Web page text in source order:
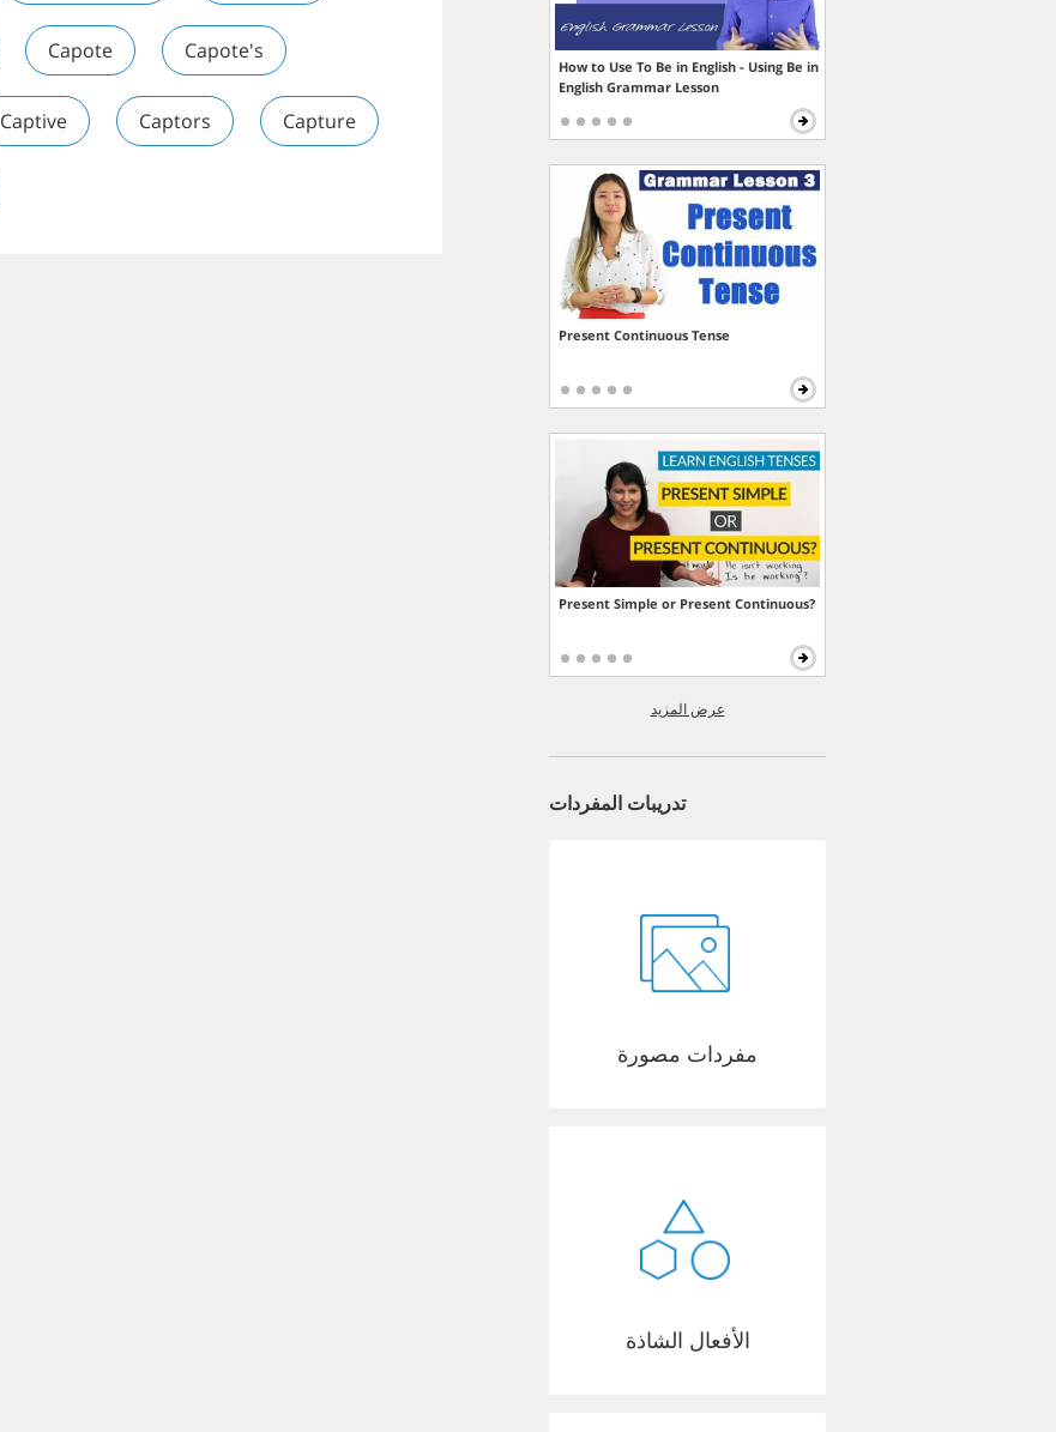
Capote Capote's
Captive Captors Capture
How to Use To Be in English - Using Be in
English Grammar Lesson
Present Continuous Tense
Present Simple or Present Continuous?
عرض المزيد
تدريبات المفردات
مفردات مصورة
الأفعال الشاذة